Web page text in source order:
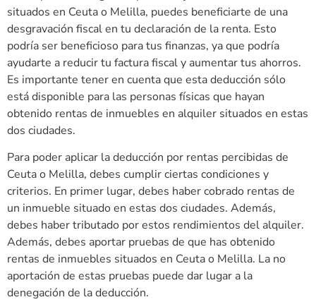
situados en Ceuta o Melilla, puedes beneficiarte de una
desgravación fiscal en tu declaración de la renta. Esto
podría ser beneficioso para tus finanzas, ya que podría
ayudarte a reducir tu factura fiscal y aumentar tus ahorros.
Es importante tener en cuenta que esta deducción sólo
está disponible para las personas físicas que hayan
obtenido rentas de inmuebles en alquiler situados en estas
dos ciudades.
Para poder aplicar la deducción por rentas percibidas de
Ceuta o Melilla, debes cumplir ciertas condiciones y
criterios. En primer lugar, debes haber cobrado rentas de
un inmueble situado en estas dos ciudades. Además,
debes haber tributado por estos rendimientos del alquiler.
Además, debes aportar pruebas de que has obtenido
rentas de inmuebles situados en Ceuta o Melilla. La no
aportación de estas pruebas puede dar lugar a la
denegación de la deducción.